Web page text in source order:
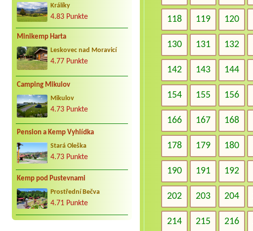
Králíky
4.83 Punkte
Minikemp Harta
Leskovec nad Moravicí
4.77 Punkte
Camping Mikulov
Mikulov
4.73 Punkte
Pension a Kemp Vyhlídka
Stará Oleška
4.73 Punkte
Kemp pod Pustevnami
Prostřední Bečva
4.71 Punkte
118 119 120
130 131 132
142 143 144
154 155 156
166 167 168
178 179 180
190 191 192
202 203 204
214 215 216